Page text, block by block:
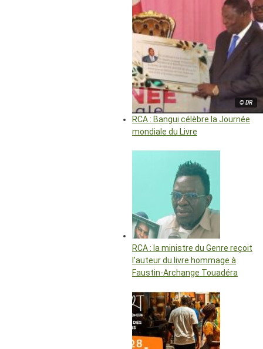
© DR
RCA : Bangui célèbre la Journée
mondiale du Livre
RCA : la ministre du Genre reçoit
l’auteur du livre hommage à
Faustin-Archange Touadéra